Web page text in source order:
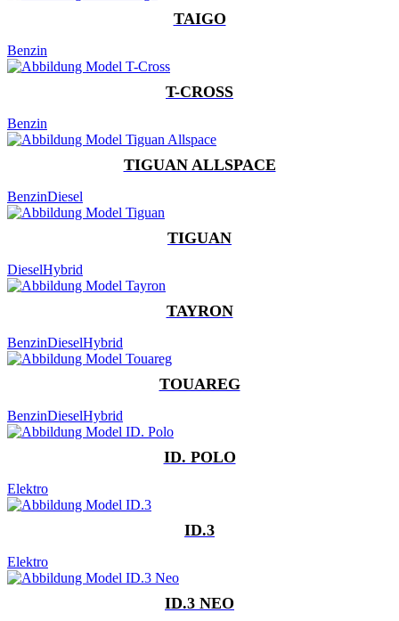
TAIGO
Benzin
T-CROSS
Benzin
TIGUAN ALLSPACE
BenzinDiesel
TIGUAN
DieselHybrid
TAYRON
BenzinDieselHybrid
TOUAREG
BenzinDieselHybrid
ID. POLO
Elektro
ID.3
Elektro
ID.3 NEO